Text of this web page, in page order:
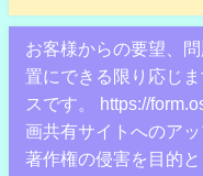
お客様からの要望、
置にできる限り応じ
スです。 https://
画共有サイトへのア
著作権の侵害を目的